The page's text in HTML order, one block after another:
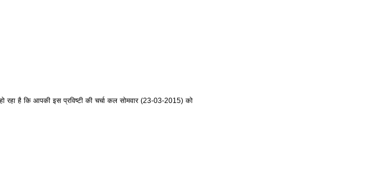
रहा है कि आपकी इस प्रविष्टी की चर्चा कल सोमवार (23-03-2015) को